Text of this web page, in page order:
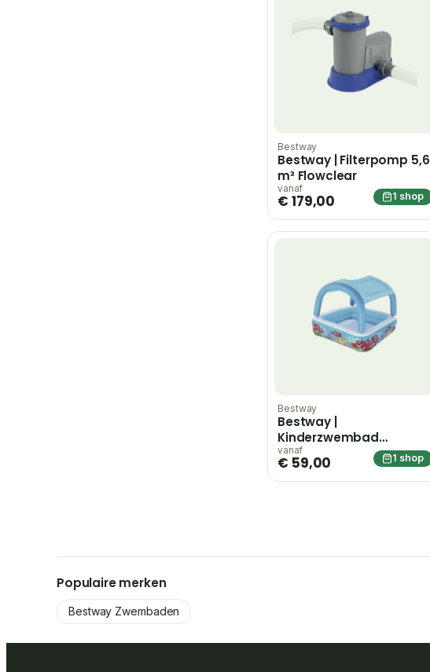
Bestway
Bestway | Filterpomp 5,6
m³ Flowclear
vanaf
€ 179,00 1 shop
Bestway
Bestway |
Kinderzwembad
Overdekt
vanaf
€ 59,00 1 shop
Populaire merken
Bestway Zwembaden